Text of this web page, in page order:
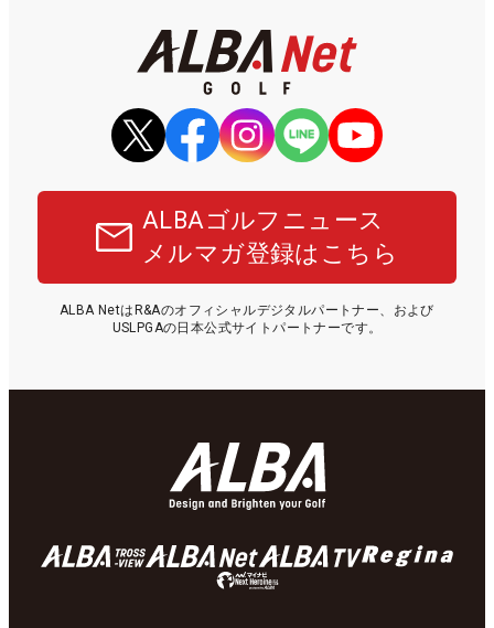
ALBAゴルフニュース
メルマガ登録はこちら
ALBA NetはR&Aのオフィシャルデジタルパートナー、および
USLPGAの日本公式サイトパートナーです。